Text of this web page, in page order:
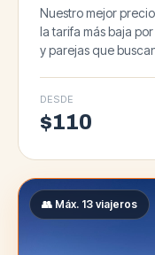
Nuestro mejor
la tarifa más baja
y parejas que
DESDE
$110
👥 Máx. 13 viajeros